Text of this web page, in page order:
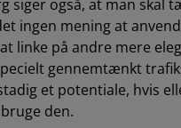
siger også, at man
ingen mening at
linke på andre mere
gennemtænkt
et potentiale, hvis
den.